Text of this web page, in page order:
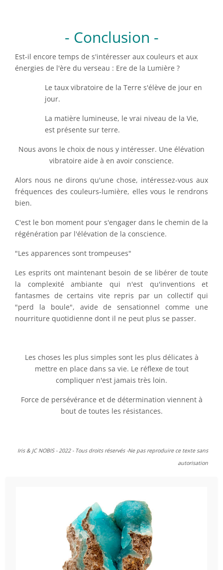
- Conclusion -
Est-il encore temps de s'intéresser aux couleurs et aux
énergies de l'ère du verseau : Ere de la Lumière ?
Le taux vibratoire de la Terre s'élève de jour en
jour.
La matière lumineuse, le vrai niveau de la Vie,
est présente sur terre.
Nous avons le choix de nous y intéresser. Une élévation
vibratoire aide à en avoir conscience.
Alors nous ne dirons qu'une chose, intéressez-vous aux
fréquences des couleurs-lumière, elles vous le rendrons
bien.
C'est le bon moment pour s'engager dans le chemin de la
régénération par l'élévation de la conscience.
"Les apparences sont trompeuses"
Les esprits ont maintenant besoin de se libérer de toute
la complexité ambiante qui n'est qu'inventions et
fantasmes de certains vite repris par un collectif qui
"perd la boule", avide de sensationnel comme une
nourriture quotidienne dont il ne peut plus se passer.
Les choses les plus simples sont les plus délicates à
mettre en place dans sa vie. Le réflexe de tout
compliquer n'est jamais très loin.
Force de persévérance et de détermination viennent à
bout de toutes les résistances.
Iris & JC NOBIS - 2022 - Tous droits réservés -Ne pas reproduire ce texte sans
autorisation